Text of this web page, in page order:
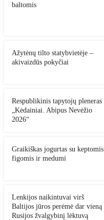
baltomis
Ažytėnų tilto statybvietėje –
akivaizdūs pokyčiai
Respublikinis tapytojų pleneras
„Kėdainiai. Abipus Nevėžio
2026“
Graikiškas jogurtas su keptomis
figomis ir medumi
Lenkijos naikintuvai virš
Baltijos jūros perėmė dar vieną
Rusijos žvalgybinį lėktuvą